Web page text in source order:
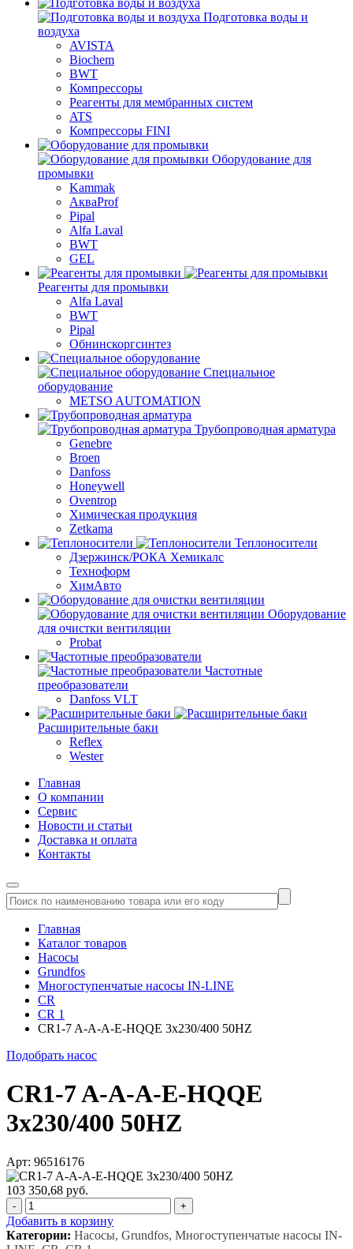
Подготовка воды и
воздуха
AVISTA
Biochem
BWT
Компрессоры
Реагенты для мембранных систем
ATS
Компрессоры FINI
Оборудование для
промывки
Kammak
АкваProf
Pipal
Alfa Laval
BWT
GEL
Реагенты для промывки
Alfa Laval
BWT
Pipal
Обнинскоргсинтез
Специальное
оборудование
METSO AUTOMATION
Трубопроводная арматура
Genebre
Broen
Danfoss
Honeywell
Oventrop
Химическая продукция
Zetkama
Теплоносители
Дзержинск/РОКА Хемикалс
Техноформ
ХимАвто
Оборудование
для очистки вентиляции
Probat
Частотные
преобразователи
Danfoss VLT
Расширительные баки
Reflex
Wester
Главная
О компании
Сервис
Новости и статьи
Доставка и оплата
Контакты
Главная
Каталог товаров
Насосы
Grundfos
Многоступенчатые насосы IN-LINE
CR
CR 1
CR1-7 A-A-A-E-HQQE 3x230/400 50HZ
Подобрать насос
CR1-7 A-A-A-E-HQQE
3x230/400 50HZ
Арт: 96516176
103 350,68 руб.
- +
Добавить в корзину
Категории: Насосы, Grundfos, Многоступенчатые насосы IN-